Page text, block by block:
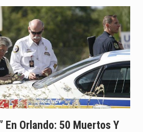
Para Tania, una paraguaya de 33 años que reside en…
Una familia atravesó momentos de extrema tensión durante la madrugada…
Fretes se refirió concretamente al recorrido que realizó este jueves…
En Orlando: 50 Muertos Y